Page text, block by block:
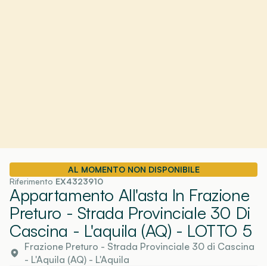
AL MOMENTO NON DISPONIBILE
Riferimento EX4323910
Appartamento All'asta In Frazione
Preturo - Strada Provinciale 30 Di
Cascina - L'aquila (AQ) - LOTTO 5
Frazione Preturo - Strada Provinciale 30 di Cascina
- L'Aquila (AQ)- L'Aquila